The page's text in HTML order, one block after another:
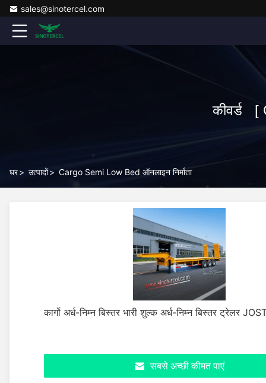
sales@sinotercel.com
कीवर्ड [
घर> उत्पादों> Cargo Semi Low Bed ऑनलाइन निर्माता
कार्गो अर्ध-निम्न बिस्तर भारी शुल्क अर्ध-निम्न बिस्तर ट्रेलर
सबसे अच्छी कीमत पाएं